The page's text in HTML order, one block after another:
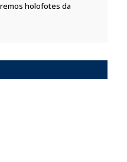
holofotes da